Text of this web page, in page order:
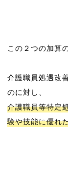
この２つの加算
介護職員処遇改
介護職員等特定
験や技能に優れ